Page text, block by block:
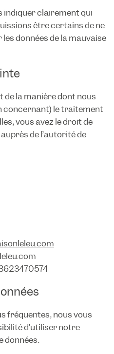
indiquer clairement qui
être certains de ne
données de la mauvaise
de la manière dont nous
concernant) le traitement
vous avez le droit de
de l’autorité de
fréquentes, nous vous
d’utiliser notre
données.